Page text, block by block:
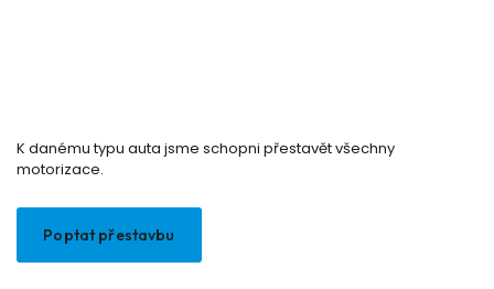
K danému typu auta jsme schopni přestavět všechny
motorizace.
Poptat přestavbu